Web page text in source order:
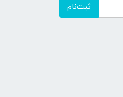
ثبت‌نام